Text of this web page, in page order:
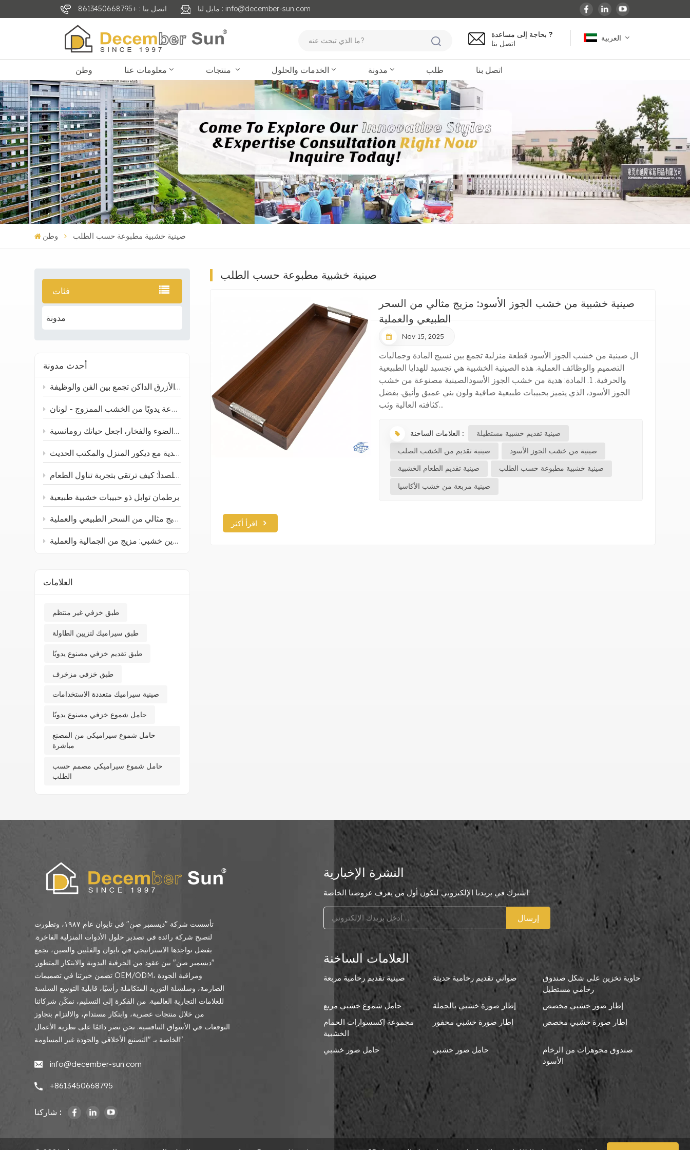
اتصل بنا : +8613450668795 مايل لنا : info@december-sun.com
العربية
français
Deutsch
العربية
بحاجة إلى مساعدة ?
اتصل بنا
وطن معلومات عنا الخدمات والحلول مدونة طلب اتصل بنا
وطن صينية خشبية مطبوعة حسب الطلب
فئات
مدونة
أحدث مدونة
ارتقِ بطاولتك ومساحتك: صينية تقديم سيراميكية غير منتظمة باللون الأزرق الداكن تجمع بين الفن والوظيفة
جرة توابل مصنوعة يدويًا من الخشب الممزوج - لونان
حوامل شموع خزفية: مزيج من الضوء والفخار، اجعل حياتك رومانسية
المزهرية الخزفية المصنوعة يدوياً: كيف تتناسب الحرف الصينية التقليدية مع ديكور المنزل والمكتب الحديث
أدوات المائدة الخشبية والفولاذية المقاومة للصدأ: كيف ترتقي بتجربة تناول الطعام
برطمان توابل ذو حبيبات خشبية طبيعية
صينية خشبية من خشب الجوز الأسود: مزيج مثالي من السحر الطبيعي والعملية
صندوق تخزين خشبي: مزيج من الجمالية والعملية
العلامات
طبق خزفي غير منتظم
طبق سيراميك لتزيين الطاولة
طبق تقديم خزفي مصنوع يدويًا
طبق خزفي مزخرف
صينية سيراميك متعددة الاستخدامات
حامل شموع خزفي مصنوع يدويًا
حامل شموع سيراميكي من المصنع
مباشرة
حامل شموع سيراميكي مصمم حسب
الطلب
صينية خشبية مطبوعة حسب الطلب
صينية خشبية من خشب الجوز الأسود: مزيج مثالي من السحر
الطبيعي والعملية
Nov 15, 2025
ال صينية من خشب الجوز الأسود قطعة منزلية تجمع بين نسيج المادة وجماليات
التصميم والوظائف العملية. هذه الصينية الخشبية هي تجسيد للهدايا الطبيعية
والحرفية. 1. المادة: هدية من خشب الجوز الأسودالصينية مصنوعة من خشب
الجوز الأسود، الذي يتميز بحبيبات طبيعية صافية ولون بني عميق وأنيق. بفضل
كثافته العالية وثب...
العلامات الساخنة :
صينية تقديم خشبية مستطيلة
صينية تقديم من الخشب الصلب
صينية من خشب الجوز الأسود
صينية تقديم الطعام الخشبية
صينية خشبية مطبوعة حسب الطلب
صينية مربعة من خشب الأكاسيا
اقرأ أكثر
تأسست شركة "ديسمبر صن" في تايوان عام ١٩٨٧، وتطورت
لتصبح شركة رائدة في تصدير حلول الأدوات المنزلية الفاخرة.
بفضل تواجدها الاستراتيجي في تايوان والفلبين والصين، تجمع
"ديسمبر صن" بين عقود من الحرفية اليدوية والابتكار المتطور.
تضمن خبرتنا في تصميمات OEM/ODM، ومراقبة الجودة
الصارمة، وسلسلة التوريد المتكاملة رأسيًا، قابلية التوسع السلسة
للعلامات التجارية العالمية. من الفكرة إلى التسليم، نمكّن شركائنا
من خلال منتجات عصرية، وابتكار مستدام، والالتزام بتجاوز
التوقعات في الأسواق التنافسية. نحن نصر دائمًا على نظرية الأعمال
الخاصة بـ "التصنيع الأخلاقي والجودة غير المساومة".
info@december-sun.com
+8613450668795
شاركنا :
النشرة الإخبارية
اشترك في بريدنا الإلكتروني لتكون أول من يعرف عروضنا الخاصة!
إرسال
العلامات الساخنة
صينية تقديم رخامية مربعة صواني تقديم رخامية حديثة
حاوية تخزين على شكل صندوق
رخامي مستطيل
حامل شموع خشبي مربع
إطار صورة خشبي بالجملة
إطار صور خشبي مخصص
مجموعة إكسسوارات الحمام
الخشبية
إطار صورة خشبي محفور إطار صورة خشبي مخصص
حامل صور خشبي حامل صور خشبي
صندوق مجوهرات من الرخام
الأسود